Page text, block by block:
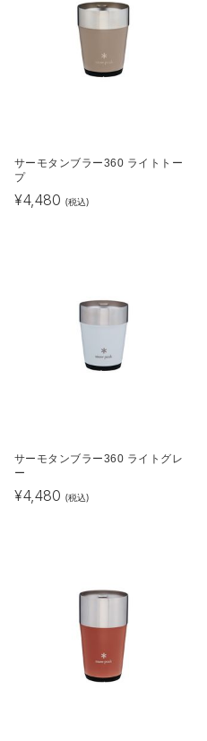
サーモタンブラー360 ライトトー
プ
¥4,480 (税込)
サーモタンブラー360 ライトグレ
ー
¥4,480 (税込)